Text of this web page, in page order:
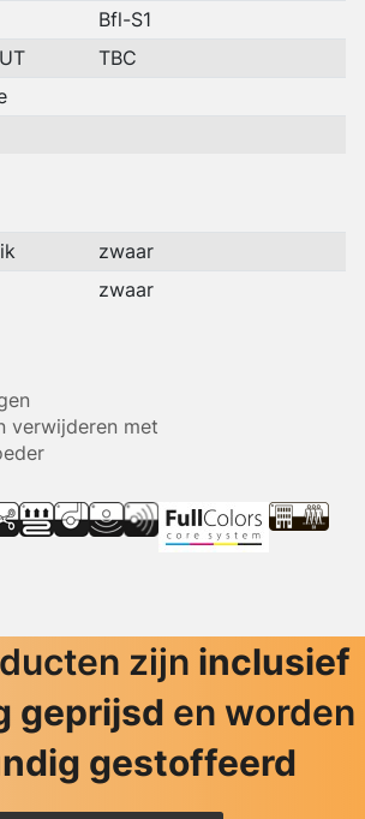
Bfl-S1
TBC
zwaar
zwaar
verwijderen met
zijn inclusief
geprijsd en worden
gestoffeerd